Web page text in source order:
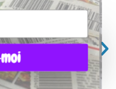
›
au Québec. C’est
pour acheter
à rénover votre ré...